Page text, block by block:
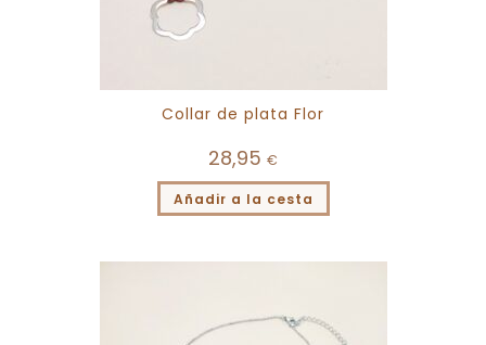
Collar de plata Flor
28,95 €
Añadir a la cesta